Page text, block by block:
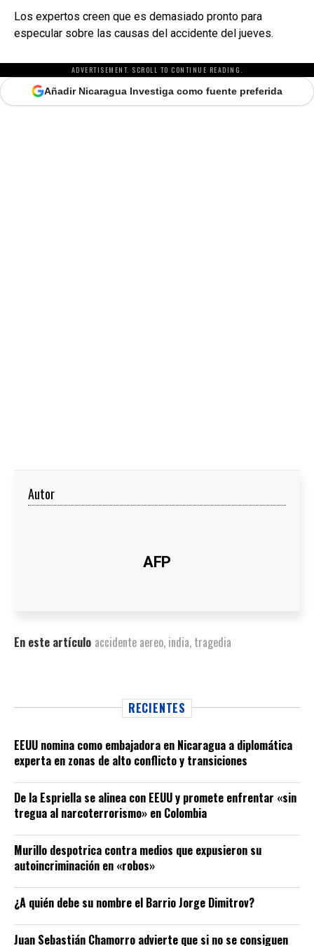
Los expertos creen que es demasiado pronto para
especular sobre las causas del accidente del jueves.
ADVERTISEMENT. SCROLL TO CONTINUE READING.
Añadir Nicaragua Investiga como fuente preferida
Autor
AFP
En este artículo accidente aereo, india, tragedia
RECIENTES
EEUU nomina como embajadora en Nicaragua a diplomática
experta en zonas de alto conflicto y transiciones
De la Espriella se alinea con EEUU y promete enfrentar «sin
tregua al narcoterrorismo» en Colombia
Murillo despotrica contra medios que expusieron su
autoincriminación en «robos»
¿A quién debe su nombre el Barrio Jorge Dimitrov?
Juan Sebastián Chamorro advierte que si no se consiguen